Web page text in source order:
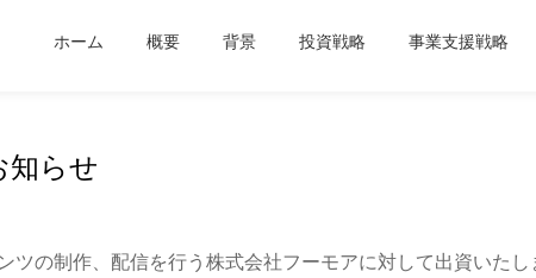
ホーム 概要 背景 投資戦略 事業支援戦略
知らせ
の制作、配信を行う株式会社フーモアに対して出資いたし